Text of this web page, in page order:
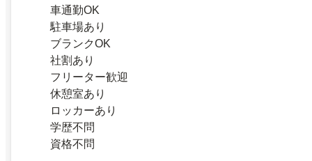
車通勤OK
駐車場あり
ブランクOK
社割あり
フリーター歓迎
休憩室あり
ロッカーあり
学歴不問
資格不問